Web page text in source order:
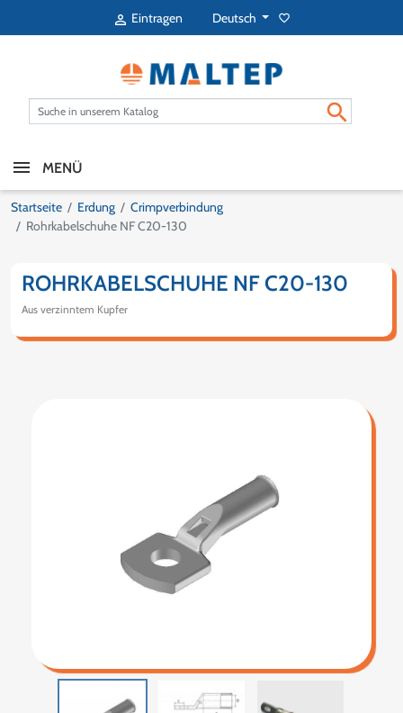
 Eintragen Deutsch favorite_border

MENÜ
Startseite Erdung
Crimpverbindung
Rohrkabelschuhe NF C20-130
ROHRKABELSCHUHE NF C20-130
Aus verzinntem Kupfer